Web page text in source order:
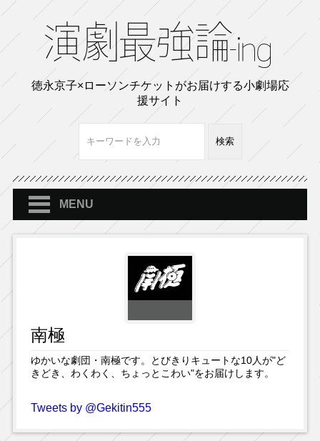
徳永京子×ローソンチケットがお届けする小劇場応
援サイト
MENU
南極
ゆかいな劇団・南極です。とびきりキュートな10人が"ど
きどき、わくわく、ちょっとこわい"をお届けします。
Tweets by @Gekitin555